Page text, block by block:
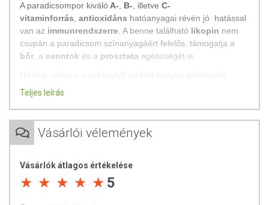
A paradicsompor kiválóA-, B-, illetve C-
vitaminforrás, antioxidáns hatóanyagai révén jó hatással
van az immunrendszerre. A benne található likopin nem
csupán a paradicsom színanyagáért felelős, támogatja a
bőr, a csontok és a prosztata egészségét is.
Származási hely:
Teljes leírás
Vásárlói vélemények
Vásárlók átlagos értékelése
5